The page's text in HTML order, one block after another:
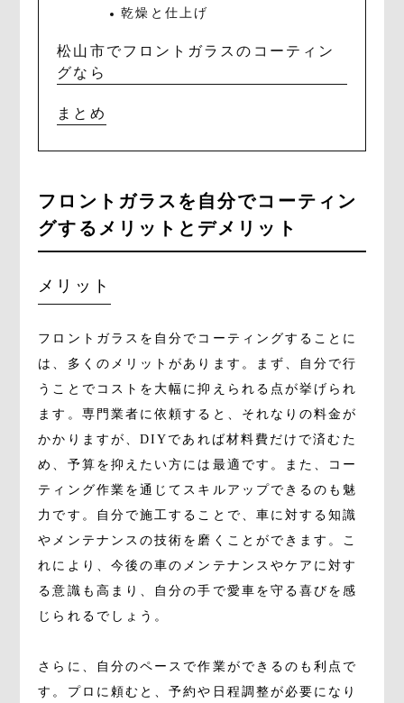
乾燥と仕上げ
松山市でフロントガラスのコーティン
グなら
まとめ
フロントガラスを自分でコーティン
グするメリットとデメリット
メリット
フロントガラスを自分でコーティングすることに
は、多くのメリットがあります。まず、自分で行
うことでコストを大幅に抑えられる点が挙げられ
ます。専門業者に依頼すると、それなりの料金が
かかりますが、DIYであれば材料費だけで済むた
め、予算を抑えたい方には最適です。また、コー
ティング作業を通じてスキルアップできるのも魅
力です。自分で施工することで、車に対する知識
やメンテナンスの技術を磨くことができます。こ
れにより、今後の車のメンテナンスやケアに対す
る意識も高まり、自分の手で愛車を守る喜びを感
じられるでしょう。
さらに、自分のペースで作業ができるのも利点で
す。プロに頼むと、予約や日程調整が必要になり